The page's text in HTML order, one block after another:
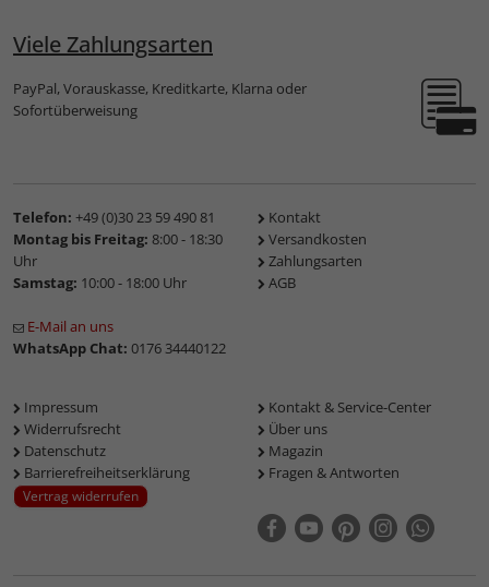
Viele Zahlungsarten
PayPal, Vorauskasse, Kreditkarte, Klarna oder
Sofortüberweisung
Telefon: +49 (0)30 23 59 490 81
Montag bis Freitag: 8:00 - 18:30
Uhr
Samstag: 10:00 - 18:00 Uhr
E-Mail an uns
WhatsApp Chat: 0176 34440122
Kontakt
Versandkosten
Zahlungsarten
AGB
Impressum
Widerrufsrecht
Datenschutz
Barrierefreiheitserklärung
Vertrag widerrufen
Kontakt & Service-Center
Über uns
Magazin
Fragen & Antworten